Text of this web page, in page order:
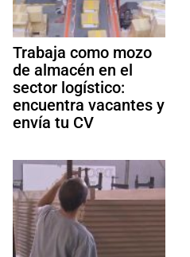
Trabaja como mozo
de almacén en el
sector logístico:
encuentra vacantes y
envía tu CV